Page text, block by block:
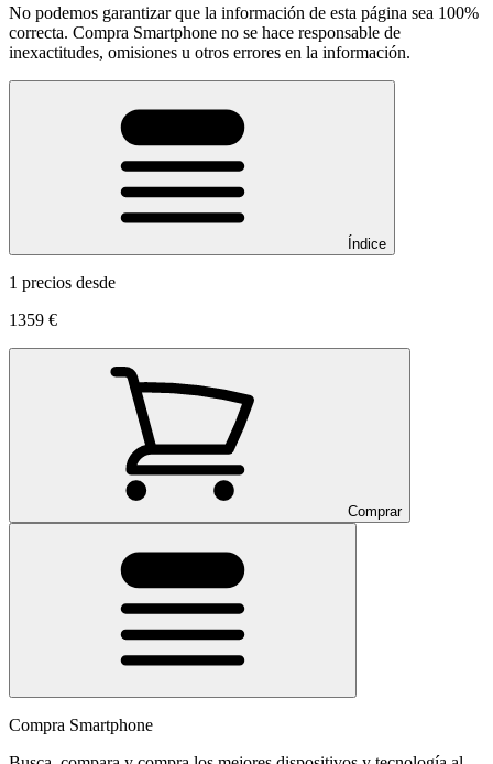
No podemos garantizar que la información de esta página sea 100%
correcta. Compra Smartphone no se hace responsable de
inexactitudes, omisiones u otros errores en la información.
Índice
1 precios desde
1359 €
Comprar
Compra Smartphone